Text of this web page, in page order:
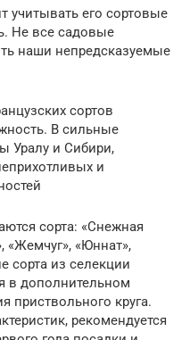
учитывать его сортовые
Не все садовые
наши непредсказуемые
сортов
В сильные
Уралу и Сибири,
и
сорта: «Снежная
«Жемчуг», «Юннат»,
сорта из селекции
в дополнительном
приствольного круга.
рекомендуется